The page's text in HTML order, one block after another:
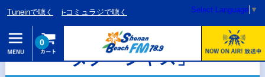
Tuneinで聴く i-コミュラジで聴く Select Language ▼
0
タグ「ジャズ」